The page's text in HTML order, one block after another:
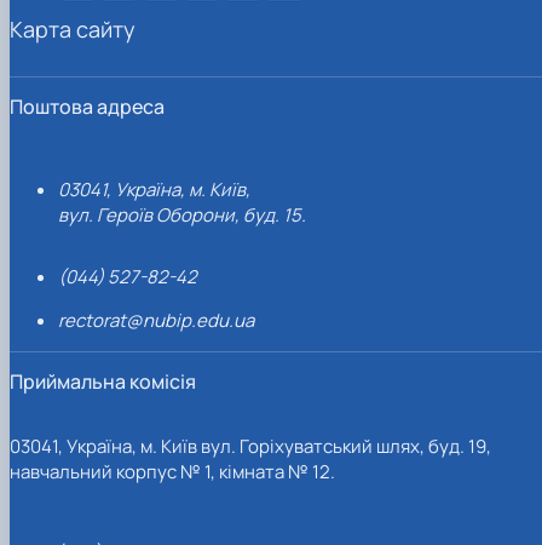
Поштова адреса
03041, Україна, м. Київ,
вул. Героїв Оборони, буд. 15.
(044) 527-82-42
rectorat@nubip.edu.ua
Приймальна комісія
03041, Україна, м. Київ вул. Горіхуватський шлях, буд. 19,
навчальний корпус № 1, кімната № 12.
Карта сайту